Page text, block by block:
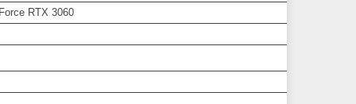
RTX 3060